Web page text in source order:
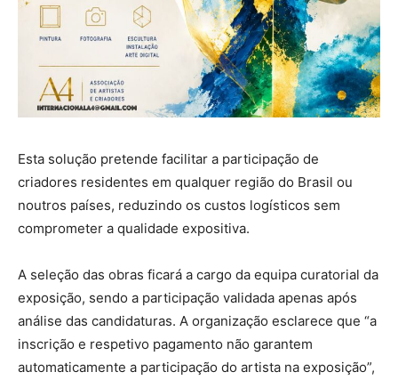
Esta solução pretende facilitar a participação de
criadores residentes em qualquer região do Brasil ou
noutros países, reduzindo os custos logísticos sem
comprometer a qualidade expositiva.
A seleção das obras ficará a cargo da equipa curatorial da
exposição, sendo a participação validada apenas após
análise das candidaturas. A organização esclarece que “a
inscrição e respetivo pagamento não garantem
automaticamente a participação do artista na exposição”,